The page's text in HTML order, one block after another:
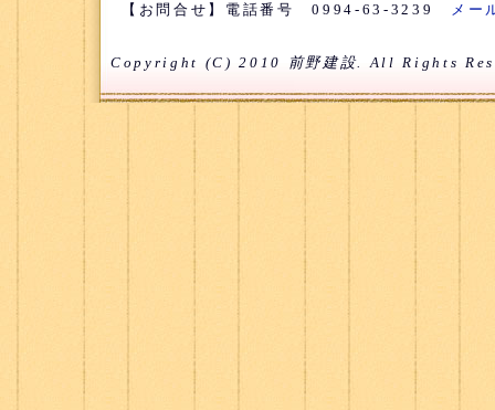
【お問合せ】電話番号 0994-63-3239
メー
Copyright (C) 2010 前野建設. All Rights